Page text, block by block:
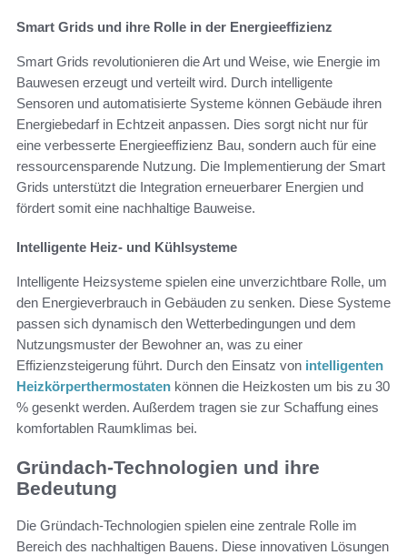
Smart Grids und ihre Rolle in der Energieeffizienz
Smart Grids revolutionieren die Art und Weise, wie Energie im
Bauwesen erzeugt und verteilt wird. Durch intelligente
Sensoren und automatisierte Systeme können Gebäude ihren
Energiebedarf in Echtzeit anpassen. Dies sorgt nicht nur für
eine verbesserte Energieeffizienz Bau, sondern auch für eine
ressourcensparende Nutzung. Die Implementierung der Smart
Grids unterstützt die Integration erneuerbarer Energien und
fördert somit eine nachhaltige Bauweise.
Intelligente Heiz- und Kühlsysteme
Intelligente Heizsysteme spielen eine unverzichtbare Rolle, um
den Energieverbrauch in Gebäuden zu senken. Diese Systeme
passen sich dynamisch den Wetterbedingungen und dem
Nutzungsmuster der Bewohner an, was zu einer
Effizienzsteigerung führt. Durch den Einsatz von intelligenten
Heizkörperthermostaten können die Heizkosten um bis zu 30
% gesenkt werden. Außerdem tragen sie zur Schaffung eines
komfortablen Raumklimas bei.
Gründach-Technologien und ihre
Bedeutung
Die Gründach-Technologien spielen eine zentrale Rolle im
Bereich des nachhaltigen Bauens. Diese innovativen Lösungen